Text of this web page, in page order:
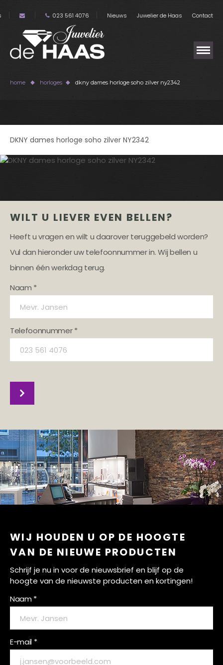
023 561 4076 Nieuws Juwelier de Haas Contact
home horloges dkny dames horloge soho zilver ny2342
DKNY dames horloge soho zilver NY2342
WILT U LIEVER EVEN BELLEN?
Heeft u vragen en wilt u daarover teruggebeld worden?
Vul dan hieronder uw telefoonnummer in. Wij bellen u
binnen één werkdag terug.
Naam *
Telefoonnummer *
WIJ HOUDEN U OP DE HOOGTE
VAN DE NIEUWE PRODUCTEN
Schrijf je nu in voor de nieuwsbrief en blijf op de
hoogte van de nieuwste producten en kortingen!
Naam *
E-mail *